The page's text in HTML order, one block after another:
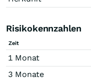
Risikokennzahlen
Zeit
1 Monat
3 Monate